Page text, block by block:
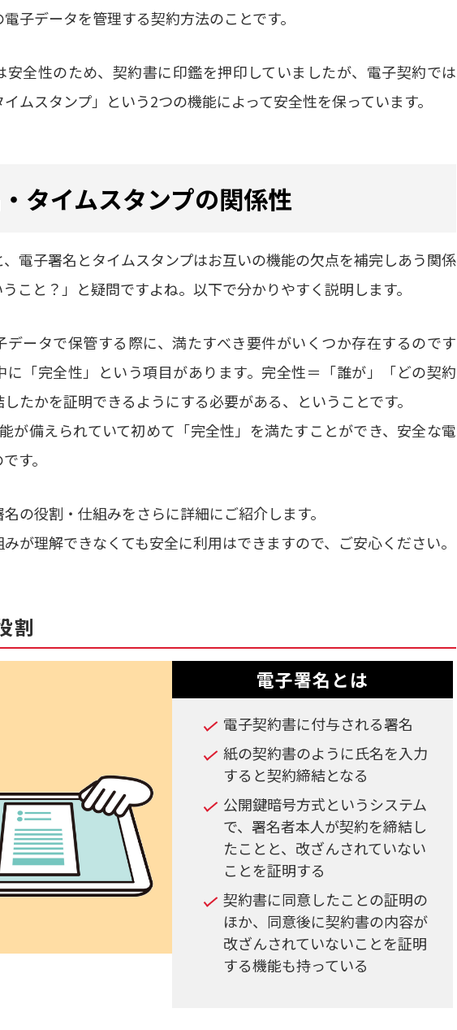
子データを管理する契約方法のことです。
安全性のため、契約書に印鑑を押印していましたが、電子契約では
イムスタンプ」という2つの機能によって安全性を保っています。
タイムスタンプの関係性
電子署名とタイムスタンプはお互いの機能の欠点を補完しあう関係
こと？」と疑問ですよね。以下で分かりやすく説明します。
データで保管する際に、満たすべき要件がいくつか存在するのです
に「完全性」という項目があります。完全性＝「誰が」「どの契約
たかを証明できるようにする必要がある、ということです。
が備えられていて初めて「完全性」を満たすことができ、安全な電
す。
の役割・仕組みをさらに詳細にご紹介します。
が理解できなくても安全に利用はできますので、ご安心ください。
割
電子署名とは
電子契約書に付与される署名
紙の契約書のように氏名を入力
すると契約締結となる
公開鍵暗号方式というシステム
で、署名者本人が契約を締結し
たことと、改ざんされていない
ことを証明する
契約書に同意したことの証明の
ほか、同意後に契約書の内容が
改ざんされていないことを証明
する機能も持っている